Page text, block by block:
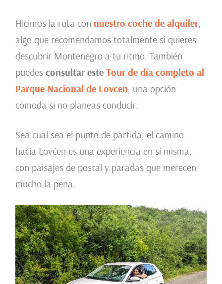
Hicimos la ruta con nuestro coche de alquiler,
algo que recomendamos totalmente si quieres
descubrir Montenegro a tu ritmo. También
puedes consultar este Tour de día completo al
Parque Nacional de Lovcen, una opción
cómoda si no planeas conducir.
Sea cual sea el punto de partida, el camino
hacia Lovćen es una experiencia en sí misma,
con paisajes de postal y paradas que merecen
mucho la pena.